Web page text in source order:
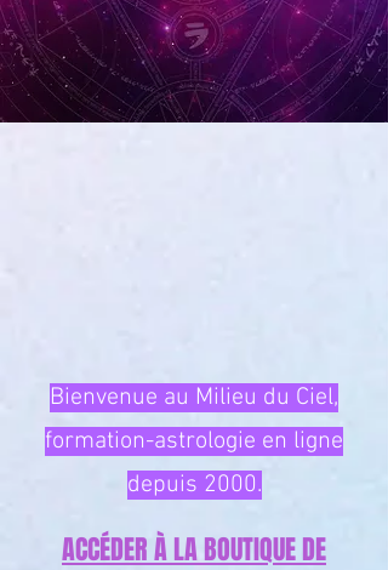
Bienvenue au Milieu du Ciel,
formation-astrologie en ligne
depuis 2000.
ACCÉDER À LA BOUTIQUE DE